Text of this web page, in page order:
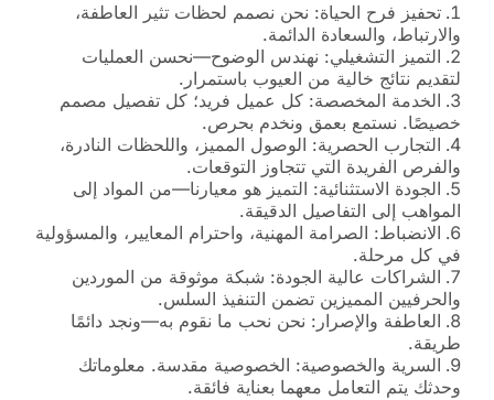
تحفيز فرح الحياة: نحن نصمم لحظات تثير العاطفة،
والارتباط، والسعادة الدائمة.
التميز التشغيلي: نهندس الوضوح—نحسن العمليات
لتقديم نتائج خالية من العيوب باستمرار.
الخدمة المخصصة: كل عميل فريد؛ كل تفصيل مصمم
خصيصًا. نستمع بعمق ونخدم بحرص.
التجارب الحصرية: الوصول المميز، واللحظات النادرة،
والفرص الفريدة التي تتجاوز التوقعات.
الجودة الاستثنائية: التميز هو معيارنا—من المواد إلى
المواهب إلى التفاصيل الدقيقة.
الانضباط: الصرامة المهنية، واحترام المعايير، والمسؤولية
في كل مرحلة.
الشراكات عالية الجودة: شبكة موثوقة من الموردين
والحرفيين المميزين تضمن التنفيذ السلس.
العاطفة والإصرار: نحن نحب ما نقوم به—ونجد دائمًا
طريقة.
السرية والخصوصية: الخصوصية مقدسة. معلوماتك
وحدثك يتم التعامل معهما بعناية فائقة.